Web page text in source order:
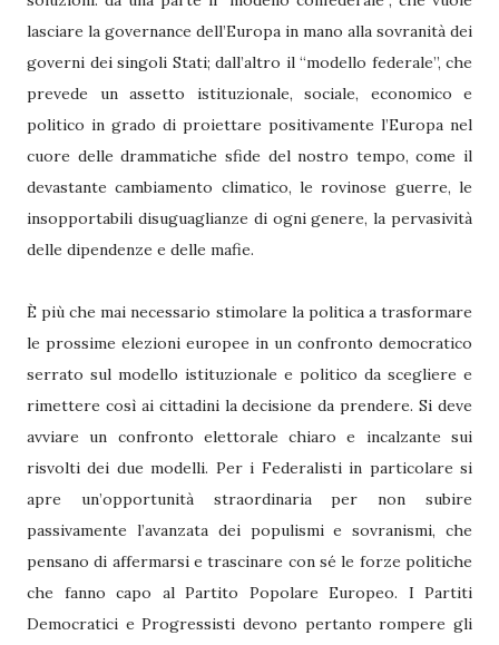
lasciare la governance dell’Europa in mano alla sovranità dei
governi dei singoli Stati; dall’altro il “modello federale”, che
prevede un assetto istituzionale, sociale, economico e
politico in grado di proiettare positivamente l’Europa nel
cuore delle drammatiche sfide del nostro tempo, come il
devastante cambiamento climatico, le rovinose guerre, le
insopportabili disuguaglianze di ogni genere, la pervasività
delle dipendenze e delle mafie.
È più che mai necessario stimolare la politica a trasformare
le prossime elezioni europee in un confronto democratico
serrato sul modello istituzionale e politico da scegliere e
rimettere così ai cittadini la decisione da prendere. Si deve
avviare un confronto elettorale chiaro e incalzante sui
risvolti dei due modelli. Per i Federalisti in particolare si
apre un’opportunità straordinaria per non subire
passivamente l’avanzata dei populismi e sovranismi, che
pensano di affermarsi e trascinare con sé le forze politiche
che fanno capo al Partito Popolare Europeo. I Partiti
Democratici e Progressisti devono pertanto rompere gli